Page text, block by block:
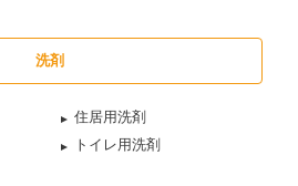
洗剤
住居用洗剤
トイレ用洗剤